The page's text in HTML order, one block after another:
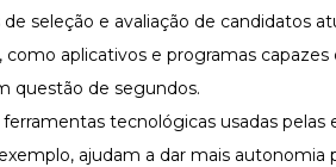
seleção e avaliação de candidatos
aplicativos e programas
questão de segundos.
tecnológicas usadas
ajudam a dar mais autonomia